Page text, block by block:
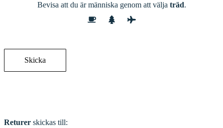
Bevisa att du är människa genom att välja träd.
Returer skickas till: